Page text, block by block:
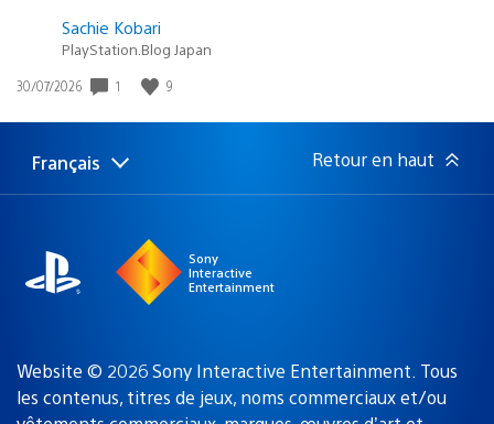
Sachie Kobari
PlayStation.Blog Japan
Date
publication
30/07/2026 1 9
Choisir
une
Région
actuelle
Français Retour en haut
Sony
Interactive
Entertainment
Website © 2026 Sony Interactive Entertainment. Tous
les contenus, titres de jeux, noms commerciaux et/ou